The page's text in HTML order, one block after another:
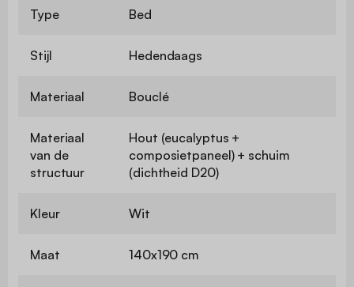
Type Bed
Stijl Hedendaags
Materiaal Bouclé
Materiaal
van de
structuur
Hout (eucalyptus +
composietpaneel) + schuim
(dichtheid D20)
Kleur Wit
Maat 140x190 cm